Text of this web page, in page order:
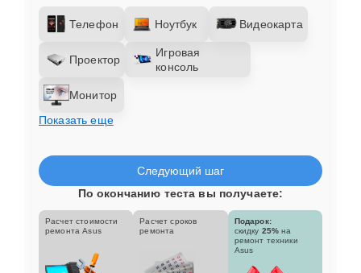
Телефон Ноутбук Видеокарта
Проектор
Игровая
консоль
Монитор
Показать еще
Следующий шаг
По окончанию теста вы получаете:
Расчет стоимости
ремонта Asus
Расчет сроков
ремонта
Подарок:
скидку 25% на
ремонт техники
Asus